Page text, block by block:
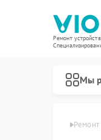
Ремонт
Мы
в Красноярске Ремонт